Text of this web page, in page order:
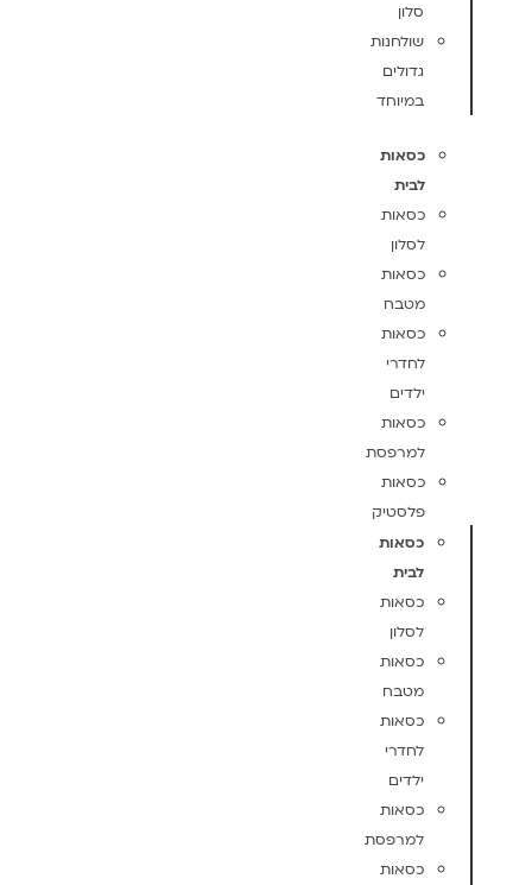
סלון
שולחנות
גדולים
במיוחד
כסאות
לבית
כסאות
לסלון
כסאות
מטבח
כסאות
לחדרי
ילדים
כסאות
למרפסת
כסאות
פלסטיק
כסאות
לבית
כסאות
לסלון
כסאות
מטבח
כסאות
לחדרי
ילדים
כסאות
למרפסת
כסאות